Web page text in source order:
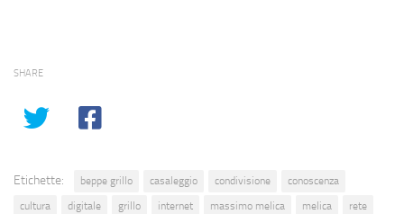
SHARE
Etichette: beppe grillo casaleggio condivisione
conoscenza
cultura
digitale grillo internet massimo melica melica rete